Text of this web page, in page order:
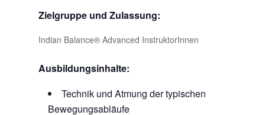
Zielgruppe und Zulassung:
Indian Balance® Advanced InstruktorInnen
Ausbildungsinhalte:
Technik und Atmung der typischen
Bewegungsabläufe